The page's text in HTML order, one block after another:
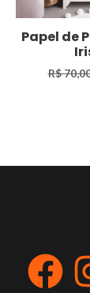
Papel de
R$